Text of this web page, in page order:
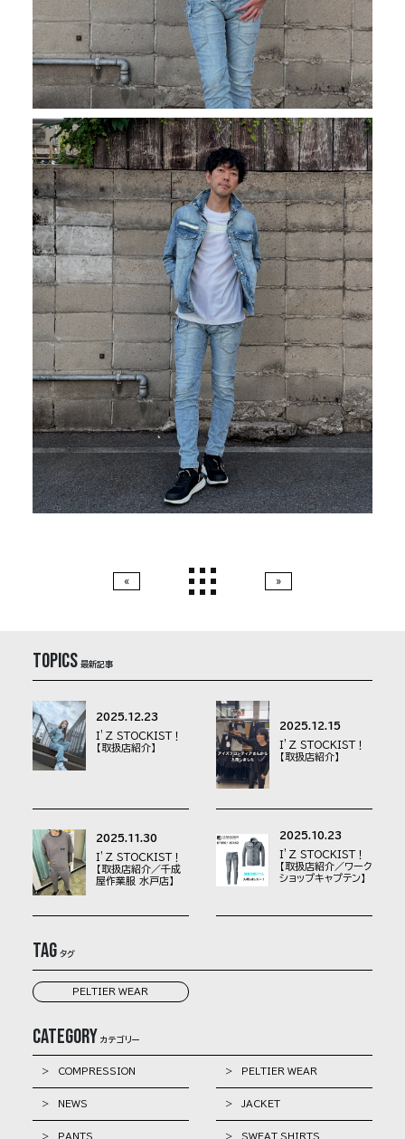
TOP
トップ
ABOUT US
私たちについて
COMPANY
会社概要
PRODUCTS
商品
MOVIE
動画一覧
STOCKIST
販売店一覧
NEWS＆COLUMN
新着情報
SITE MAP
サイトマップ
RECRUIT
採用情報
PELTIER DEVICE
ペルチェ特設ページ
販売代理店の方へ
CONTACT
お問い合わせ
CATALOG
カタログ
« »
topics最新記事
2025.12.23
I’Z STOCKIST！
【取扱店紹介】
2025.12.15
I’Z STOCKIST！
【取扱店紹介】
2025.11.30
I’Z STOCKIST！
【取扱店紹介／千成
屋作業服 水戸店】
2025.10.23
I’Z STOCKIST！
【取扱店紹介／ワーク
ショップキャプテン】
Tagタグ
PELTIER WEAR
Category カテゴリー
> COMPRESSION > PELTIER WEAR
> NEWS > JACKET
> PANTS > SWEAT SHIRTS